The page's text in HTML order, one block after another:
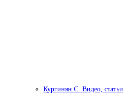
Кургинян С. Видео, статьи